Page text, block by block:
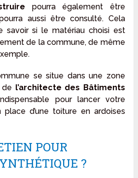
pourra également être
aussi être consulté. Cela
savoir si le matériau choisi est
de la commune, de même
se situe dans une zone
de l’architecte des Bâtiments
pour lancer votre
d’une toiture en ardoises
POUR
?